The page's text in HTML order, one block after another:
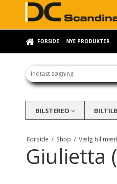
FORSIDE NYE PRODUKTER
BILSTEREO
Forside / Shop / Vælg bil
Giulietta